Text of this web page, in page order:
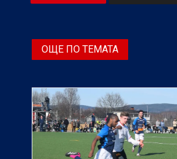
ОЩЕ ПО ТЕМАТА